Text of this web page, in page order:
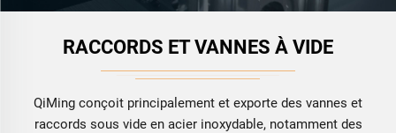
RACCORDS ET VANNES À VIDE
QiMing conçoit principalement et exporte des vannes et
raccords sous vide en acier inoxydable, notamment des